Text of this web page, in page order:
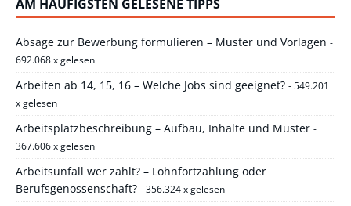
AM HÄUFIGSTEN GELESENE TIPPS
Absage zur Bewerbung formulieren – Muster und Vorlagen -
692.068 x gelesen
Arbeiten ab 14, 15, 16 – Welche Jobs sind geeignet? - 549.201
x gelesen
Arbeitsplatzbeschreibung – Aufbau, Inhalte und Muster -
367.606 x gelesen
Arbeitsunfall wer zahlt? – Lohnfortzahlung oder
Berufsgenossenschaft? - 356.324 x gelesen